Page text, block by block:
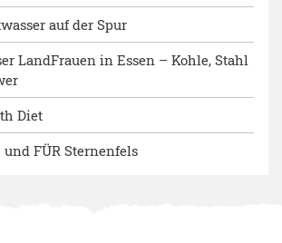
auf der Spur
LandFrauen in Essen – Kohle, Stahl
Diet
FÜR Sternenfels